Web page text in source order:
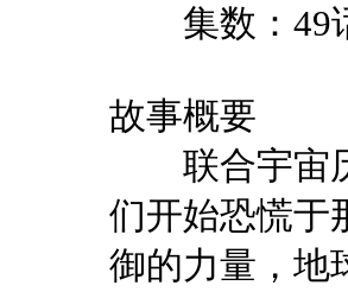
集数： 49
故事概要
联合宇宙
们开始恐慌于
御的力量，地